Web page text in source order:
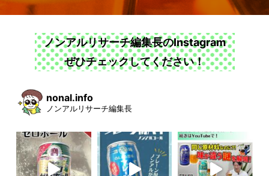
ノンアルリサーチ編集長のInstagram
ぜひチェックしてください！
nonal.info
ノンアルリサーチ編集長